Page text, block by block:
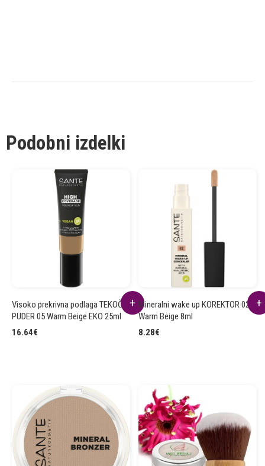
Podobni izdelki
Visoko prekrivna podlaga TEKOČI
PUDER 05 Warm Beige EKO 25ml
16.64€
Mineralni wake up KOREKTOR 02
Warm Beige 8ml
8.28€